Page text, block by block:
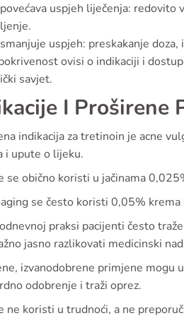
uspjeh liječenja: redovito
uspjeh: preskakanje
ovisi o indikaciji i
savjet.
I Proširene
indikacija za tretinoin je acne
i upute o lijeku.
se obično koristi u jačinama
se često koristi 0,05%
praksi pacijenti često
jasno razlikovati medicinski
izvanodobrene primjene
odobrenje i traži oprez.
ne koristi u trudnoći, a ne